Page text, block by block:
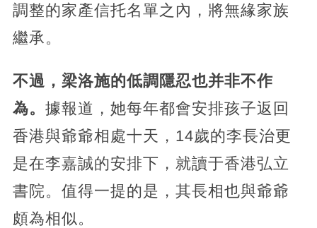
調整的家產信托名單之內，將無緣家族
繼承。
不過，梁洛施的低調隱忍也并非不作
為。 據報道，她每年都會安排孩子返回
香港與爺爺相處十天，14歲的李長治更
是在李嘉誠的安排下，就讀于香港弘立
書院。值得一提的是，其長相也與爺爺
頗為相似。